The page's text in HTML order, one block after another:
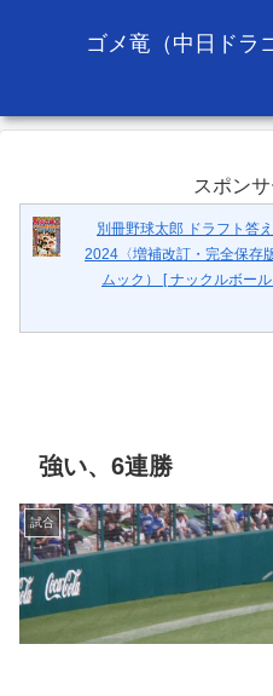
ゴメ竜（中日ドラ
スポン
別冊野球太郎 ドラフト答
2024〈増補改訂・完全保存
ムック） [ ナックルボー
強い、6連勝
試合